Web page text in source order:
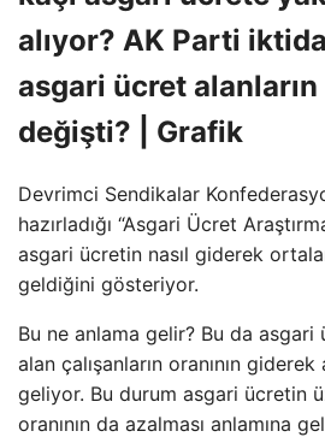
alıyor? AK Parti
asgari ücret
değişti? | Grafik
Devrimci Sendikalar
hazırladığı “Asgari Ücret
asgari ücretin nasıl giderek
geldiğini gösteriyor.
Bu ne anlama gelir? Bu da asgari
alan çalışanların oranının giderek
geliyor. Bu durum asgari ücretin
oranının da azalması anlamına